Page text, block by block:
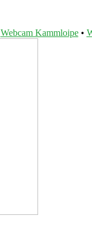
Webcam Kammloipe•